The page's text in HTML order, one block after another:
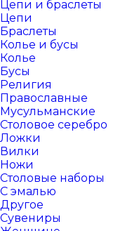
Цепи и браслеты
Цепи
Браслеты
Колье и бусы
Колье
Бусы
Религия
Православные
Мусульманские
Столовое серебро
Ложки
Вилки
Ножи
Столовые наборы
С эмалью
Другое
Сувениры